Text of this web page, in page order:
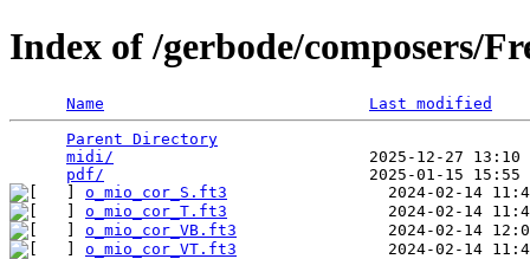
Index of /gerbode/composers/
Name
Last modified
Parent Directory
midi/
2025-12-27
pdf/
o_mio_cor_S.ft3
o_mio_cor_T.ft3
o_mio_cor_VB.ft3
o_mio_cor_VT.ft3